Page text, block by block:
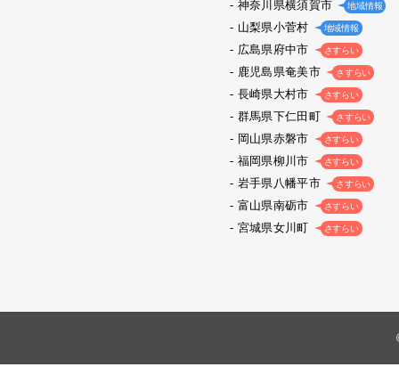
神奈川県横須賀市 地域情報
山梨県小菅村 地域情報
広島県府中市 さすらい
鹿児島県奄美市 さすらい
長崎県大村市 さすらい
群馬県下仁田町 さすらい
岡山県赤磐市 さすらい
福岡県柳川市 さすらい
岩手県八幡平市 さすらい
富山県南砺市 さすらい
宮城県女川町 さすらい